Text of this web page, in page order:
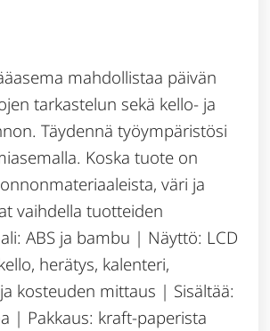
mahdollistaa päivän
tarkastelun sekä kello- ja
Täydennä työympäristösi
Koska tuote on
väri ja
vaihdella tuotteiden
ABS ja bambu | Näyttö: LCD
herätys, kalenteri,
kosteuden mittaus | Sisältää:
| Pakkaus: kraft-paperista